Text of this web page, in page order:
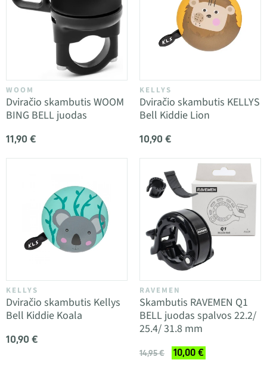
WOOM
Dviračio skambutis WOOM
BING BELL juodas
11,90 €
KELLYS
Dviračio skambutis KELLYS
Bell Kiddie Lion
10,90 €
KELLYS
Dviračio skambutis Kellys
Bell Kiddie Koala
10,90 €
RAVEMEN
Skambutis RAVEMEN Q1
BELL juodas spalvos 22.2/
25.4/ 31.8 mm
14,95 € 10,00 €